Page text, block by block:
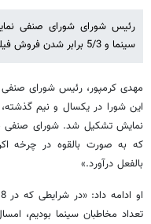
سینما و 5/3 برابر شدن فروش فیلم‌ها در شش ماه اول امسال خبر داد.
مهدی کرم​پور، رئیس شورای صنفی
این شورا در یکسال و نیم
نمایش تشکیل شد. شورای صنفی
که به صورت بالقوه در چرخه
بالفعل درآورد.»
تعداد مخاطبان سینما بودیم،